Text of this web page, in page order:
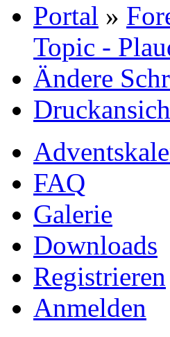
Portal »
Topic -
Ändere
FAQ
Galerie
Downloads
Registrieren
Anmelden